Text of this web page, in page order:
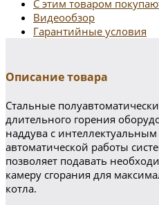
С этим товаром
Видеообзор
Гарантийные условия
Описание товара
Стальные
длительного горения
наддува с
автоматической работы
позволяет подавать
камеру сгорания для
котла.